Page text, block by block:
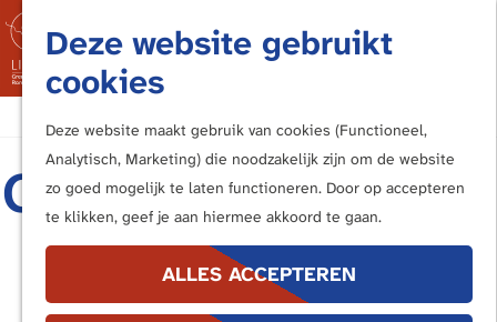
Deze website gebruikt
cookies
Deze website maakt gebruik van cookies (Functioneel,
Analytisch, Marketing) die noodzakelijk zijn om de website
zo goed mogelijk te laten functioneren. Door op accepteren
te klikken, geef je aan hiermee akkoord te gaan.
ALLES ACCEPTEREN
a
M
e
n
u
Bezoek de Limes
In de buurt van ...
Katwijk en Valkenburg
Voorburg, Leidschendam en
Leiden
Alphen aan den Rijn
Grootste Romeinse
badhuis in
Nederland